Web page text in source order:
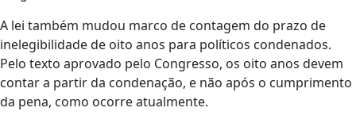
A lei também mudou marco de contagem do prazo de
inelegibilidade de oito anos para políticos condenados.
Pelo texto aprovado pelo Congresso, os oito anos devem
contar a partir da condenação, e não após o cumprimento
da pena, como ocorre atualmente.